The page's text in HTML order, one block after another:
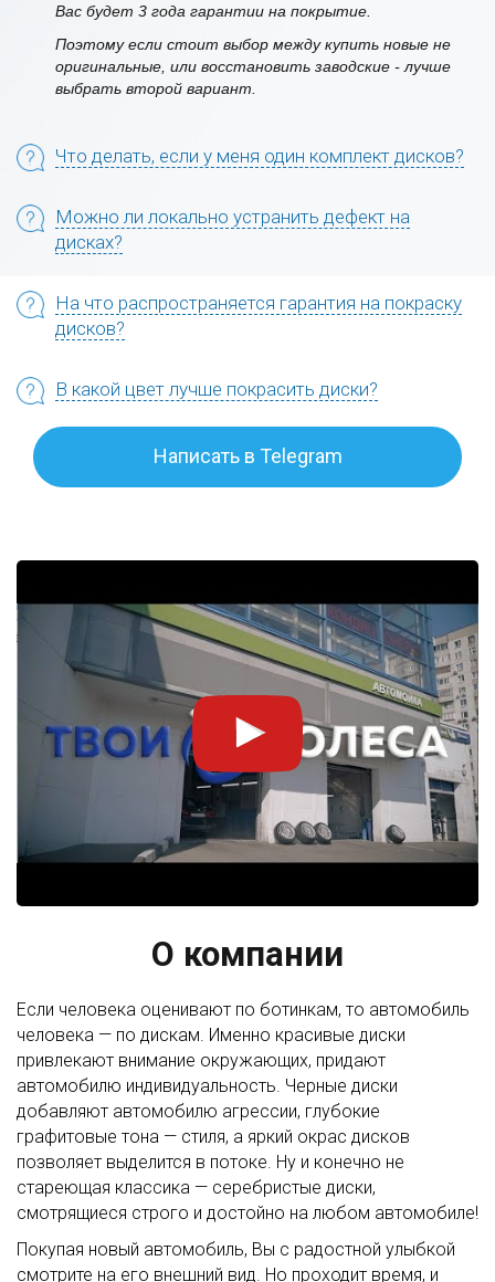
Вас будет 3 года гарантии на покрытие.
Поэтому если стоит выбор между купить новые не
оригинальные, или восстановить заводские - лучше
выбрать второй вариант.
Что делать, если у меня один комплект дисков?
Можно ли локально устранить дефект на
дисках?
На что распространяется гарантия на покраску
дисков?
В какой цвет лучше покрасить диски?
Написать в Telegram
О компании
Если человека оценивают по ботинкам, то автомобиль
человека — по дискам. Именно красивые диски
привлекают внимание окружающих, придают
автомобилю индивидуальность. Черные диски
добавляют автомобилю агрессии, глубокие
графитовые тона — стиля, а яркий окрас дисков
позволяет выделится в потоке. Ну и конечно не
стареющая классика — серебристые диски,
смотрящиеся строго и достойно на любом автомобиле!
Покупая новый автомобиль, Вы с радостной улыбкой
смотрите на его внешний вид. Но проходит время, и